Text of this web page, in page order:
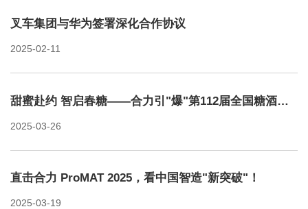
叉车集团与华为签署深化合作协议
2025-02-11
甜蜜赴约 智启春糖——合力引"爆"第112届全国糖酒商品交易会！
2025-03-26
直击合力 ProMAT 2025，看中国智造"新突破"！
2025-03-19